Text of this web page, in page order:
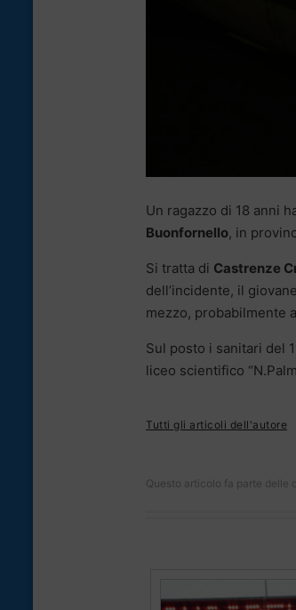
Un ragazzo di 18 anni
Buonfornello, in
Si tratta di Castrenze
dell’incidente, il
mezzo, probabilmente
Sul posto i sanitari del
liceo scientifico
Tutti gli articoli dell'autore
Questo articolo fa parte delle